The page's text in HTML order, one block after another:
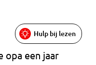
Hulp bij lezen
opa een jaar